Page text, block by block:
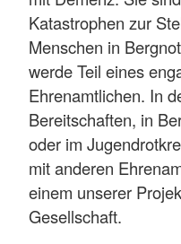
Katastrophen zur
Menschen in
werde Teil eines
Ehrenamtlichen. In
Bereitschaften, in
oder im
mit anderen
einem unserer
Gesellschaft.